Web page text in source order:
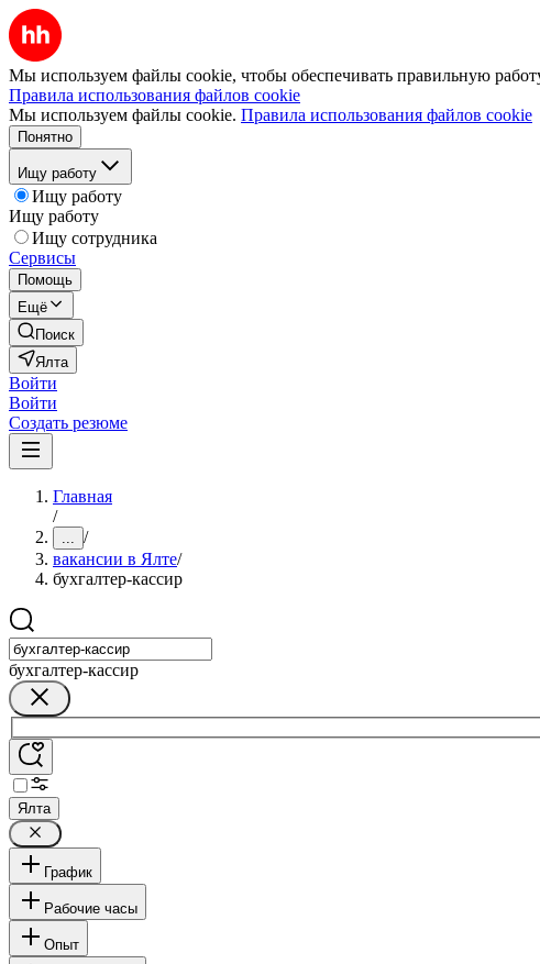
Мы используем файлы cookie, чтобы обеспечивать правильную
Правила использования файлов cookie
Мы используем файлы cookie. Правила использования файлов cookie
Понятно
Ищу работу
Ищу работу
Ищу работу
Ищу сотрудника
Сервисы
Помощь
Ещё
Поиск
Ялта
Войти
Войти
Создать резюме
Главная
/
... /
вакансии в Ялте/
бухгалтер-кассир
бухгалтер-кассир
Ялта
График
Рабочие часы
Опыт